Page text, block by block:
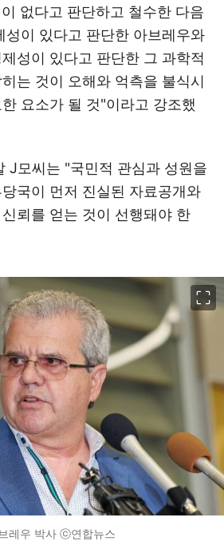
없다고 판단하고 철수한 다음
성이 있다고 판단한 아브레우와
성이 있다고 판단한 그 과학적
는 것이 오해와 억측을 불식시
요소가 될 것"이라고 강조했
J모씨는 "국민적 관심과 성원을
국이 먼저 진실된 자료공개와
뢰를 얻는 것이 선행돼야 한
레우 박사 ⓒ연합뉴스